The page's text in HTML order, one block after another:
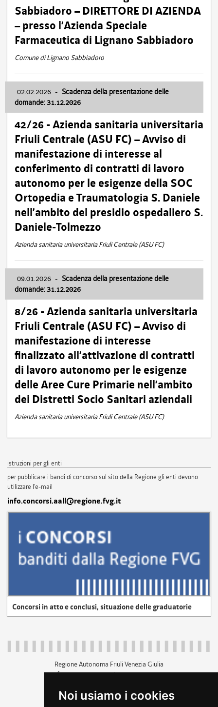
Noi usiamo i cookies
Sabbiadoro – DIRETTORE DI AZIENDA
– presso l’Azienda Speciale
Farmaceutica di Lignano Sabbiadoro
Comune di Lignano Sabbiadoro
02.02.2026 - Scadenza della presentazione delle
domande: 31.12.2026
42/26 - Azienda sanitaria universitaria
Friuli Centrale (ASU FC) – Avviso di
manifestazione di interesse al
conferimento di contratti di lavoro
autonomo per le esigenze della SOC
Ortopedia e Traumatologia S. Daniele
nell’ambito del presidio ospedaliero S.
Daniele-Tolmezzo
Azienda sanitaria universitaria Friuli Centrale (ASU FC)
09.01.2026 - Scadenza della presentazione delle
domande: 31.12.2026
8/26 - Azienda sanitaria universitaria
Friuli Centrale (ASU FC) – Avviso di
manifestazione di interesse
finalizzato all’attivazione di contratti
di lavoro autonomo per le esigenze
delle Aree Cure Primarie nell’ambito
dei Distretti Socio Sanitari aziendali
Azienda sanitaria universitaria Friuli Centrale (ASU FC)
istruzioni per gli enti
per pubblicare i bandi di concorso sul sito della Regione gli enti devono
utilizzare l'e-mail
info.concorsi.aall@regione.fvg.it
Concorsi in atto e conclusi, situazione delle graduatorie
Regione Autonoma Friuli Venezia Giulia
c.f. 80014930327; p.iva 00526040324
+39 040 3771111